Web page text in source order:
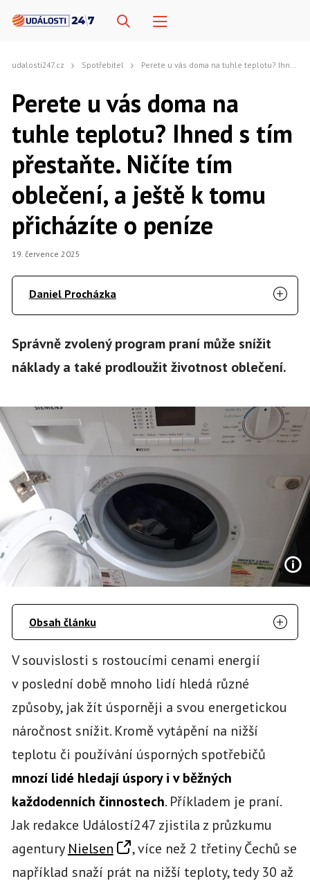
udalosti247.cz Spotřebitel Perete u vás doma na tuhle teplotu? Ihned s tím přestaňte. Ničíte tím oblečení, a ještě k tomu přicházíte o peníze
Perete u vás doma na
tuhle teplotu? Ihned s tím
přestaňte. Ničíte tím
oblečení, a ještě k tomu
přicházíte o peníze
19. července 2025
Daniel Procházka
Správně zvolený program praní může snížit
náklady a také prodloužit životnost oblečení.
Obsah článku
V souvislosti s rostoucími cenami energií
v poslední době mnoho lidí hledá různé
způsoby, jak žít úsporněji a svou energetickou
náročnost snížit. Kromě vytápění na nižší
teplotu či používání úsporných spotřebičů
mnozí lidé hledají úspory i v běžných
každodenních činnostech. Příkladem je praní.
Jak redakce Událostí247 zjistila z průzkumu
agentury Nielsen
, více než 2 třetiny Čechů se
například snaží prát na nižší teploty, tedy 30 až